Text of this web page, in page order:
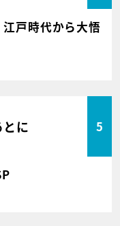
江戸時代から大悟
に 5